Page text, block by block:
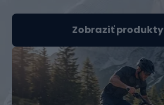
Zobraziť produkty